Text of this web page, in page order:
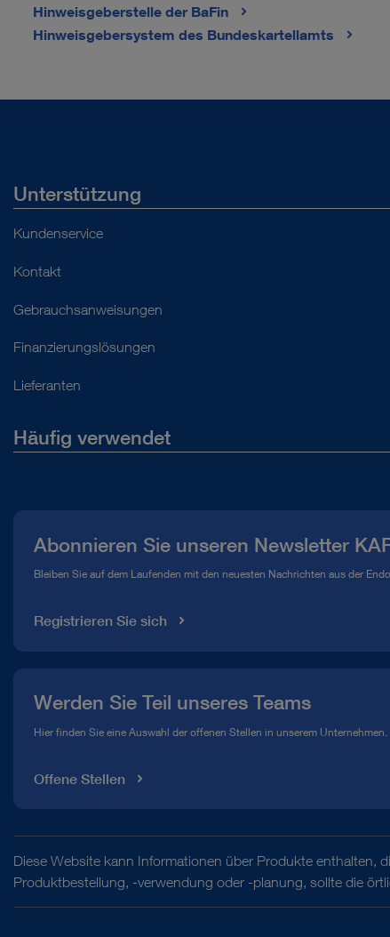
Hinweisgeberstelle der BaFin
Hinweisgebersystem des Bundeskartellamts
Unterstützung
Kundenservice
Kontakt
Gebrauchsanweisungen
Finanzierungslösungen
Lieferanten
Häufig verwendet
Compliance Hotline
Abonnieren Sie unseren Newsletter
Bleiben Sie auf dem Laufenden mit den neuesten Nachrichten aus der
Registrieren Sie sich
Werden Sie Teil unseres Teams
Hier finden Sie eine Auswahl der offenen Stellen in unserem Unternehmen.
Offene Stellen
Diese Website kann Informationen über Produkte enthalten,
Produktbestellung, -verwendung oder -planung, sollte die